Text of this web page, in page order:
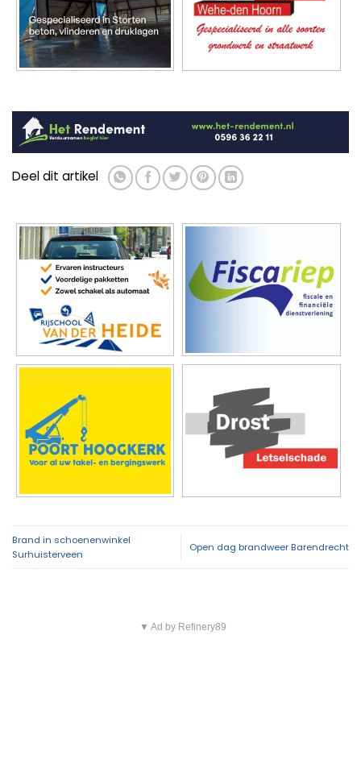
Deel dit artikel
Brand in schoenenwinkel
Surhuisterveen
Open dag brandweer Barendrecht
▼ Ad by Refinery89